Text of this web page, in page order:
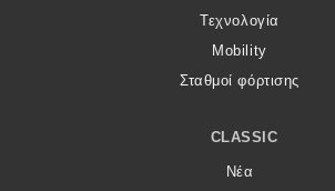
Τεχνολογία
Mobility
Σταθμοί φόρτισης
CLASSIC
Νέα